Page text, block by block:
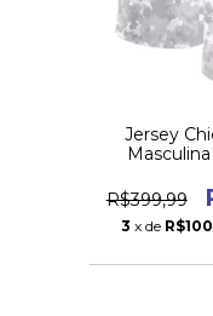
Jersey
R$399,99
3 x de